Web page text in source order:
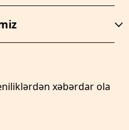
xəbərdar ola